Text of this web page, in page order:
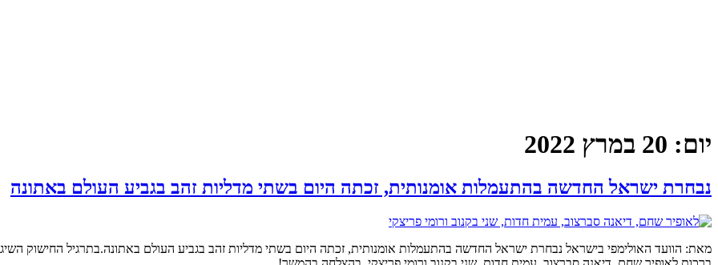
יום: 20 במרץ 2022
נבחרת ישראל החדשה בהתעמלות אומנותית, זכתה היום בשתי מדליות זהב בגביע העולם באתונה